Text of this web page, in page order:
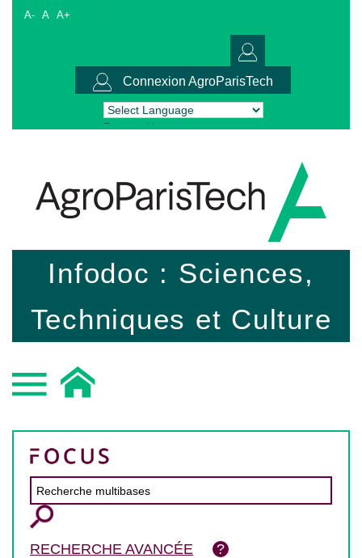
A- A A+
Connexion AgroParisTech
Powered by Translate
Infodoc : Sciences,
Techniques et Culture
RECHERCHE AVANCÉE